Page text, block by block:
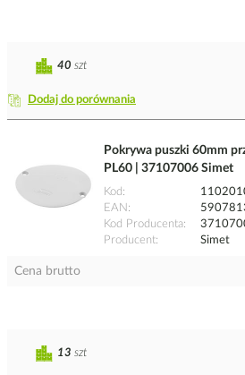
Dodaj do porównania
40 szt
Pokrywa puszki 60mm
PL60 | 37107006 Simet
Kod
EAN
Kod Producenta
Producent
Simet
Cena brutto
13 szt